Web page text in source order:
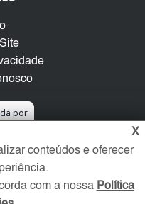
por
X
conteúdos e oferecer
com a nossa Política